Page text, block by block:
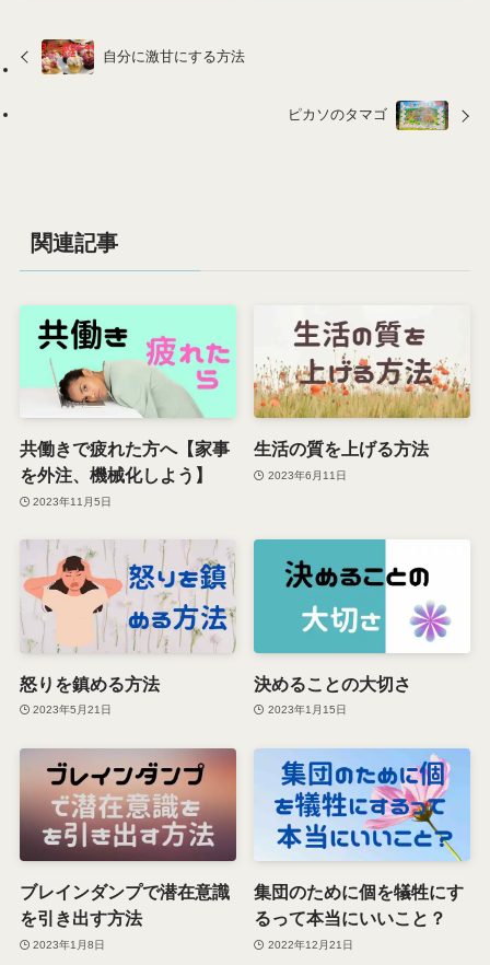
自分に激甘にする方法
ピカソのタマゴ
関連記事
共働きで疲れた方へ【家事
を外注、機械化しよう】
2023年11月5日
生活の質を上げる方法
2023年6月11日
怒りを鎮める方法
2023年5月21日
決めることの大切さ
2023年1月15日
ブレインダンプで潜在意識
を引き出す方法
2023年1月8日
集団のために個を犠牲にす
るって本当にいいこと？
2022年12月21日